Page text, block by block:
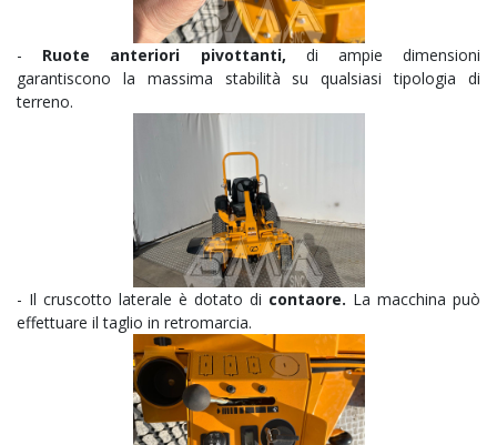
- Ruote anteriori pivottanti, di ampie dimensioni
garantiscono la massima stabilità su qualsiasi tipologia di
terreno.
- Il cruscotto laterale è dotato di contaore. La macchina può
effettuare il taglio in retromarcia.